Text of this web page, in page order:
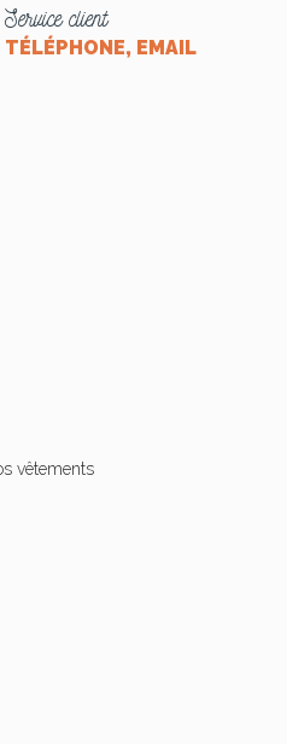
Service client
TÉLÉPHONE, EMAIL OU